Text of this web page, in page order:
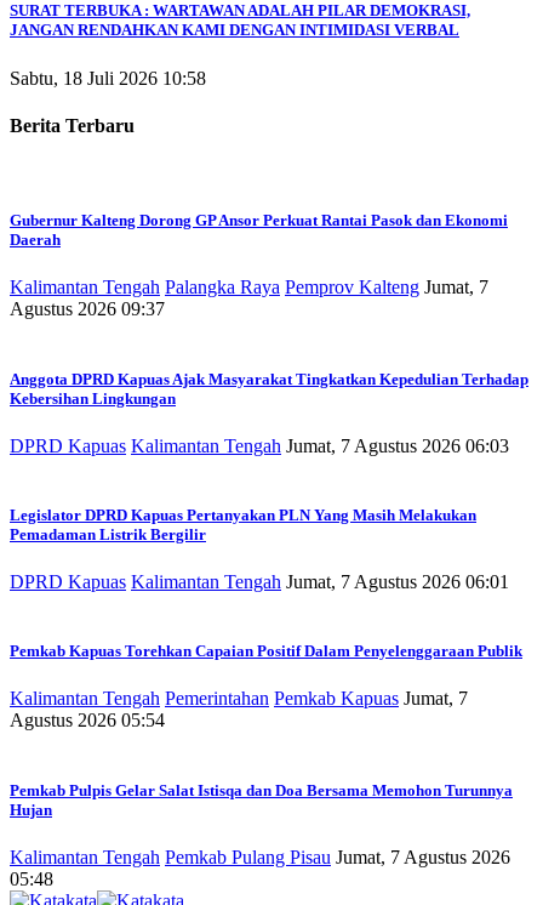
SURAT TERBUKA : WARTAWAN ADALAH PILAR DEMOKRASI,
JANGAN RENDAHKAN KAMI DENGAN INTIMIDASI VERBAL
Sabtu, 18 Juli 2026 10:58
Berita Terbaru
Gubernur Kalteng Dorong GP Ansor Perkuat Rantai Pasok dan Ekonomi
Daerah
Kalimantan Tengah Palangka Raya Pemprov Kalteng Jumat, 7
Agustus 2026 09:37
Anggota DPRD Kapuas Ajak Masyarakat Tingkatkan Kepedulian Terhadap
Kebersihan Lingkungan
DPRD Kapuas Kalimantan Tengah Jumat, 7 Agustus 2026 06:03
Legislator DPRD Kapuas Pertanyakan PLN Yang Masih Melakukan
Pemadaman Listrik Bergilir
DPRD Kapuas Kalimantan Tengah Jumat, 7 Agustus 2026 06:01
Pemkab Kapuas Torehkan Capaian Positif Dalam Penyelenggaraan Publik
Kalimantan Tengah Pemerintahan Pemkab Kapuas Jumat, 7
Agustus 2026 05:54
Pemkab Pulpis Gelar Salat Istisqa dan Doa Bersama Memohon Turunnya
Hujan
Kalimantan Tengah Pemkab Pulang Pisau Jumat, 7 Agustus 2026
05:48